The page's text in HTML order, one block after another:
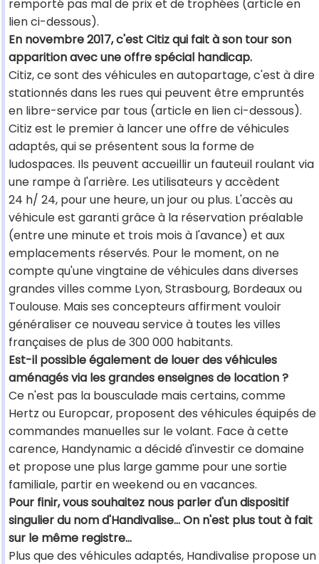
remporté pas mal de prix et de trophées (article en
lien ci-dessous).
En novembre 2017, c'est Citiz qui fait à son tour son
apparition avec une offre spécial handicap.
Citiz, ce sont des véhicules en autopartage, c'est à dire
stationnés dans les rues qui peuvent être empruntés
en libre-service par tous (article en lien ci-dessous).
Citiz est le premier à lancer une offre de véhicules
adaptés, qui se présentent sous la forme de
ludospaces. Ils peuvent accueillir un fauteuil roulant via
une rampe à l'arrière. Les utilisateurs y accèdent
24 h/ 24, pour une heure, un jour ou plus. L'accès au
véhicule est garanti grâce à la réservation préalable
(entre une minute et trois mois à l'avance) et aux
emplacements réservés. Pour le moment, on ne
compte qu'une vingtaine de véhicules dans diverses
grandes villes comme Lyon, Strasbourg, Bordeaux ou
Toulouse. Mais ses concepteurs affirment vouloir
généraliser ce nouveau service à toutes les villes
françaises de plus de 300 000 habitants.
Est-il possible également de louer des véhicules
aménagés via les grandes enseignes de location ?
Ce n'est pas la bousculade mais certains, comme
Hertz ou Europcar, proposent des véhicules équipés de
commandes manuelles sur le volant. Face à cette
carence, Handynamic a décidé d'investir ce domaine
et propose une plus large gamme pour une sortie
familiale, partir en weekend ou en vacances.
Pour finir, vous souhaitez nous parler d'un dispositif
singulier du nom d'Handivalise... On n'est plus tout à fait
sur le même registre...
Plus que des véhicules adaptés, Handivalise propose un